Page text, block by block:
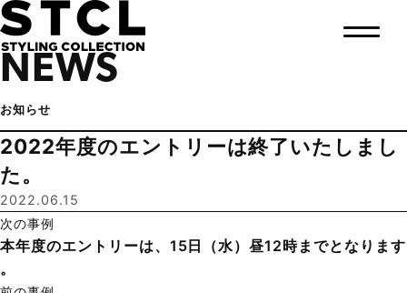
NEWS
お知らせ
2022年度のエントリーは終了いたしまし
た。
2022.06.15
次の事例
本年度のエントリーは、15日（水）昼12時までとなります
。